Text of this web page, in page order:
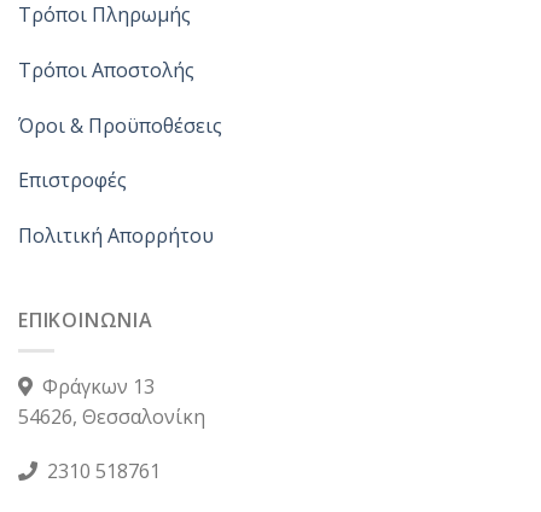
Τρόποι Πληρωμής
Τρόποι Αποστολής
Όροι & Προϋποθέσεις
Επιστροφές
Πολιτική Απορρήτου
ΕΠΙΚΟΙΝΩΝΙΑ
Φράγκων 13
54626, Θεσσαλονίκη
2310 518761